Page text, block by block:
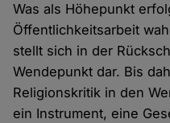
Was als Höhepunkt
Öffentlichkeitsarbeit
stellt sich in der
Wendepunkt dar. Bis
Religionskritik in den
ein Instrument, eine